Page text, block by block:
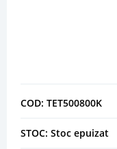
COD: TET500800K
STOC: Stoc epuizat